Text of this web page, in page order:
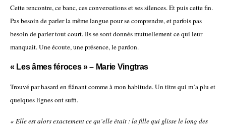
Cette rencontre, ce banc, ces conversations et ses silences. Et puis cette fin.
Pas besoin de parler la même langue pour se comprendre, et parfois pas
besoin de parler tout court. Ils se sont donnés mutuellement ce qui leur
manquait. Une écoute, une présence, le pardon.
« Les âmes féroces » – Marie Vingtras
Trouvé par hasard en flânant comme à mon habitude. Un titre qui m’a plu et
quelques lignes ont suffi.
« Elle est alors exactement ce qu’elle était : la fille qui glisse le long des